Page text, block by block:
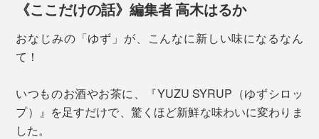
１シロップを注いで 2お湯または水で6〜7倍に希釈 3爽やかな「ゆずドリンク」
ったり。朝の目覚め時や、食事中にも、心地よい刺激に
なります。
《ここだけの話》編集者 高木はるか
おなじみの「ゆず」が、こんなに新しい味になるなん
て！
いつものお酒やお茶に、『YUZU SYRUP（ゆずシロッ
プ）』を足すだけで、驚くほど新鮮な味わいに変わりま
した。